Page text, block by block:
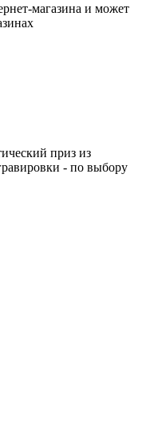
магазина и может
приз из
- по выбору